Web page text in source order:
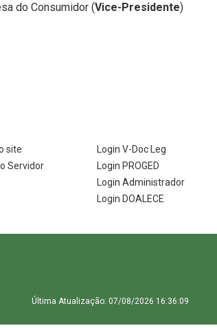
do Consumidor (Vice-Presidente)
site
Servidor
Login V-Doc Leg
Login PROGED
Login Administrador
Login DOALECE
Última Atualização: 07/08/2026 16:36:09